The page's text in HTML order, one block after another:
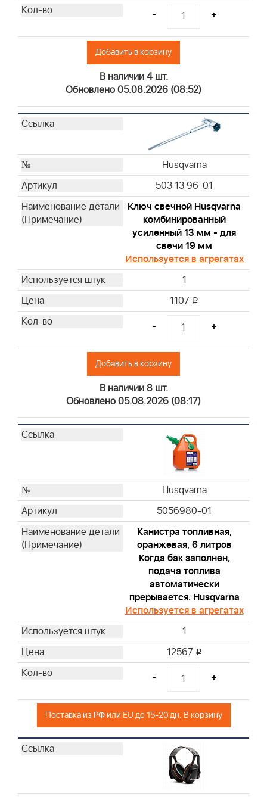
Briggs & Stratton
Briggs & Stratton
Briggs & Stratton
Briggs & Stratton
Briggs & Stratton
Briggs & Stratton
Briggs & Stratton
Briggs & Stratton
Briggs & Stratton
Briggs & Stratton
Briggs & Stratton
Briggs & Stratton
Briggs & Stratton
Briggs & Stratton
Briggs & Stratton
Briggs & Stratton
Briggs & Stratton
Briggs & Stratton
Briggs & Stratton
Briggs & Stratton
Briggs & Stratton
Briggs & Stratton
Briggs & Stratton
Briggs & Stratton
Briggs & Stratton
Briggs & Stratton
Briggs & Stratton
Briggs & Stratton
Briggs & Stratton
Briggs & Stratton
Briggs & Stratton
Briggs & Stratton
Briggs & Stratton
Briggs & Stratton
Briggs & Stratton
Briggs & Stratton
Briggs & Stratton
Briggs & Stratton
Briggs & Stratton
Briggs & Stratton
Briggs & Stratton
Briggs & Stratton
- +
Добавить в корзину
В наличии 4 шт.
Обновлено 05.08.2026 (08:52)
Husqvarna
503 13 96-01
Ключ свечной Husqvarna
комбинированный
усиленный 13 мм - для
свечи 19 мм
Используется в агрегатах
1
1107 i
- +
Добавить в корзину
В наличии 8 шт.
Обновлено 05.08.2026 (08:17)
Husqvarna
5056980-01
Канистра топливная,
оранжевая, 6 литров
Когда бак заполнен,
подача топлива
автоматически
прерывается. Husqvarna
Используется в агрегатах
1
12567 i
- +
Поставка из РФ или EU до 15-20 дн. В корзину